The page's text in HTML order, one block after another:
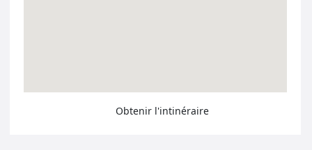
Obtenir l'intinéraire